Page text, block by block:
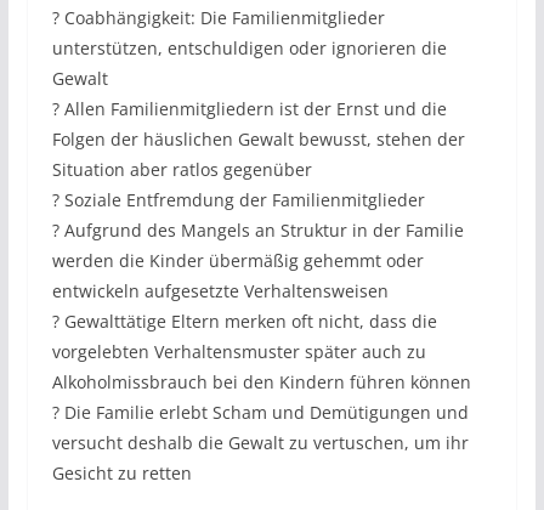
? Coabhängigkeit: Die Familienmitglieder
unterstützen, entschuldigen oder ignorieren die
Gewalt
? Allen Familienmitgliedern ist der Ernst und die
Folgen der häuslichen Gewalt bewusst, stehen der
Situation aber ratlos gegenüber
? Soziale Entfremdung der Familienmitglieder
? Aufgrund des Mangels an Struktur in der Familie
werden die Kinder übermäßig gehemmt oder
entwickeln aufgesetzte Verhaltensweisen
? Gewalttätige Eltern merken oft nicht, dass die
vorgelebten Verhaltensmuster später auch zu
Alkoholmissbrauch bei den Kindern führen können
? Die Familie erlebt Scham und Demütigungen und
versucht deshalb die Gewalt zu vertuschen, um ihr
Gesicht zu retten